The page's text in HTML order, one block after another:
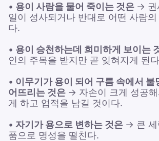
• 용이 사람을 물어 죽이는 것은 → 권
일이 성사되거나 반대로 어떤 사람
다.
• 용이 승천하는데 희미하게 보이는
인의 주목을 받지만 곧 잊혀지게 된
• 이무기가 용이 되어 구름 속에서 불
어뜨리는 것은 → 자손이 크게 성공
게 하고 업적을 남길 것이다.
• 자기가 용으로 변하는 것은 → 큰 세
품으로 명성을 떨친다.